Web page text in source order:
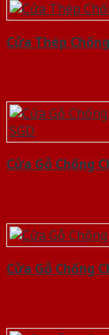
Cửa Thép
Cửa Gỗ Chống
Cửa Gỗ Chống